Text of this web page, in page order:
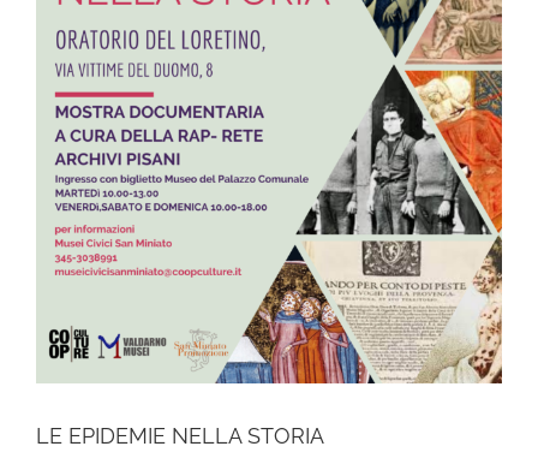
LE EPIDEMIE NELLA STORIA